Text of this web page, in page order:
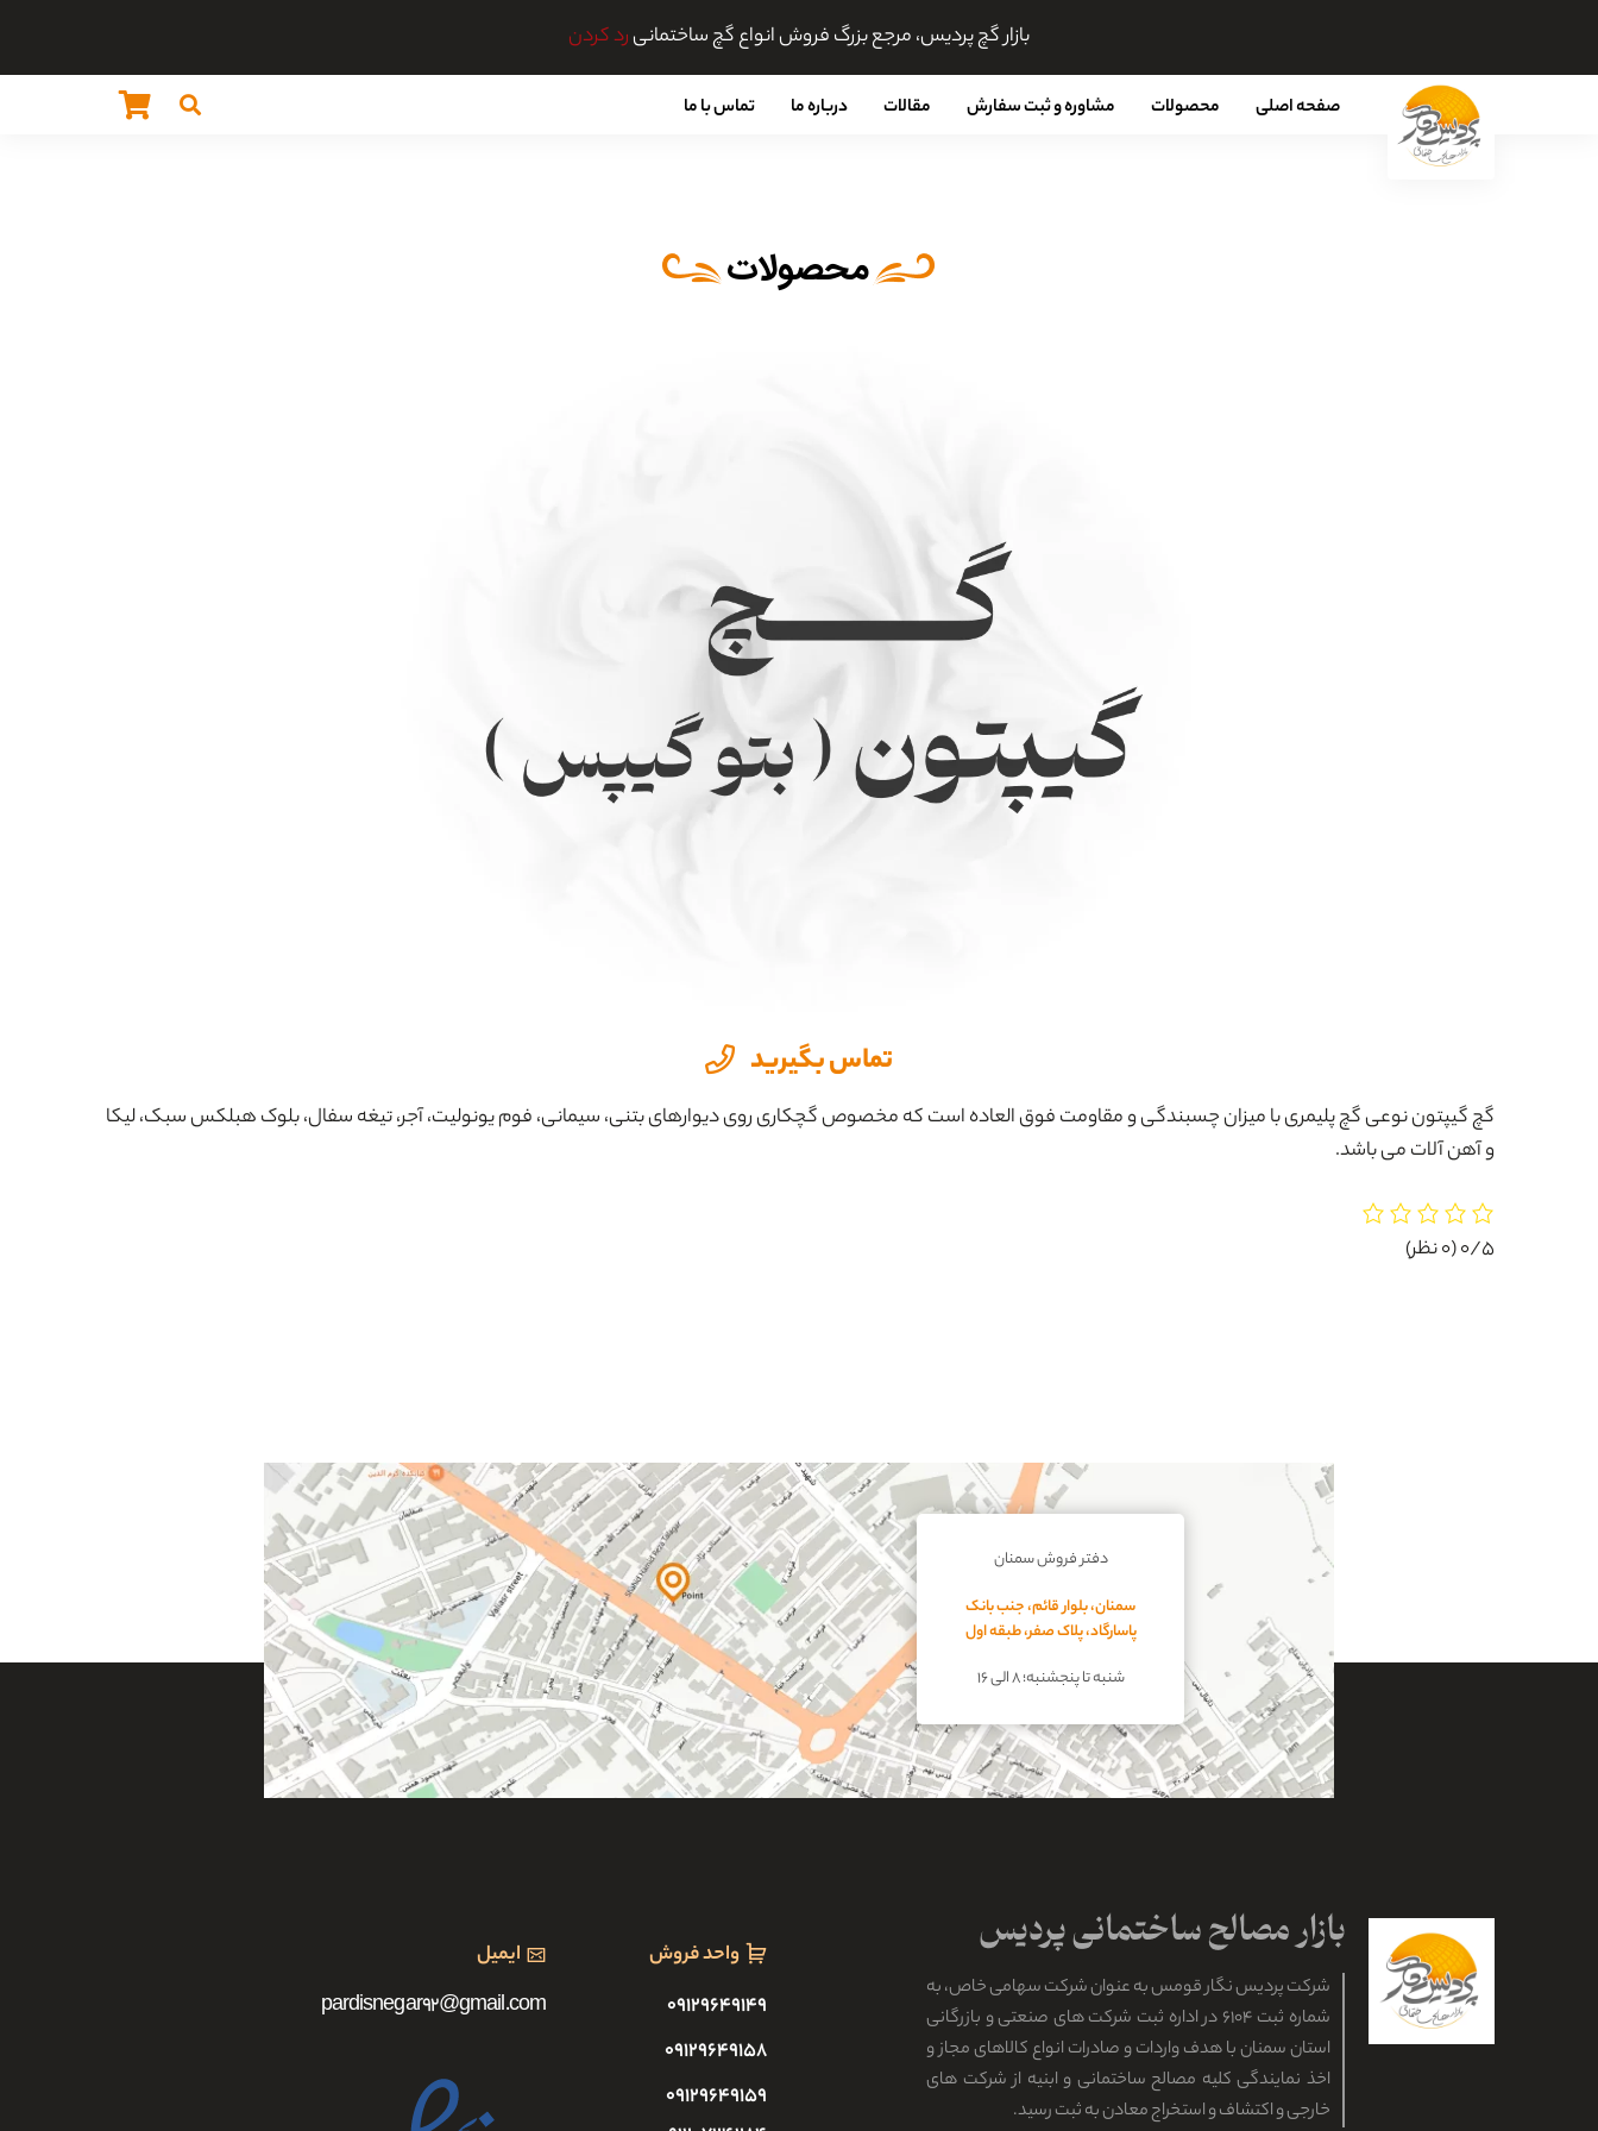
بازار گچ پردیس، مرجع بزرگ فروش انواع گچ ساختمانیرد کردن
صفحه اصلی محصولات مشاوره و ثبت سفارش مقالات درباره ما تماس با ما
محصولات
تماس بگیرید
گچ گیپتون نوعی گچ پلیمری با میزان چسبندگی و مقاومت فوق العاده است که مخصوص گچکاری روی دیوارهای بتنی، سیمانی، فوم یونولیت، آجر، تیغه سفال، بلوک هبلکس سبک، لیکا
و آهن آلات می باشد.
0/5(0 نظر)
دفتر فروش سمنان
سمنان، بلوار قائم، جنب بانک
پاسارگاد، پلاک صفر، طبقه اول
شنبه تا پنجشنبه؛ ۸ الی ۱۶
شرکت پردیس نگار قومس به عنوان شرکت سهامی خاص، به
شماره ثبت ۶۱۰۴ در اداره ثبت شرکت های صنعتی و بازرگانی
استان سمنان با هدف واردات و صادرات انواع کالاهای مجاز و
اخذ نمایندگی کلیه مصالح ساختمانی و ابنیه از شرکت های
خارجی و اکتشاف و استخراج معادن به ثبت رسید.
واحد فروش
۰۹۱۲۹۶۴۹۱۴۹
۰۹۱۲۹۶۴۹۱۵۸
۰۹۱۲۹۶۴۹۱۵۹
ایمیل
pardisnegar92@gmail.com
0%